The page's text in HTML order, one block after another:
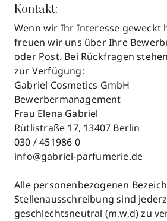
Kontakt:
Wenn wir Ihr Interesse geweckt
freuen wir uns über Ihre
oder Post. Bei Rückfragen
zur Verfügung:
Gabriel Cosmetics GmbH
Bewerbermanagement
Frau Elena Gabriel
Rütlistraße 17, 13407 Berlin
030 / 451986 0
info@gabriel-parfumerie.de
Alle personenbezogenen
Stellenausschreibung sind
geschlechtsneutral (m,w,d) zu